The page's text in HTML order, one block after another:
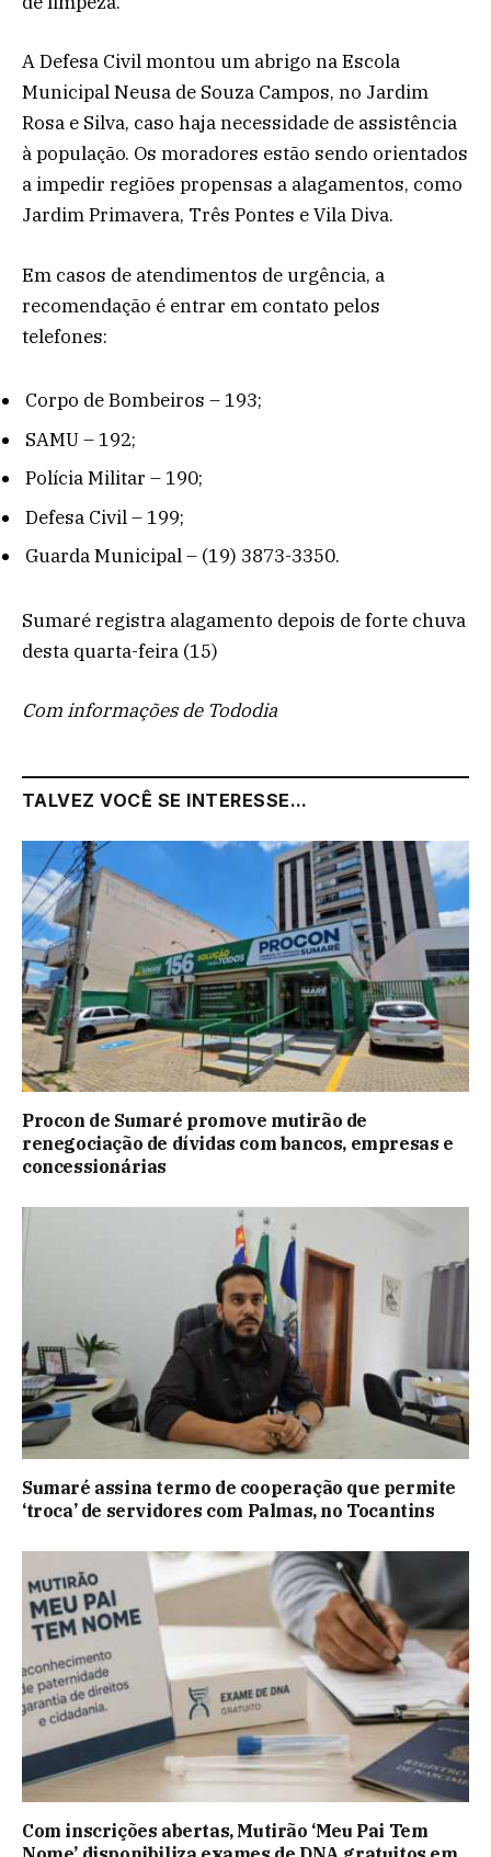
A Defesa Civil montou um abrigo na Escola
Municipal Neusa de Souza Campos, no Jardim
Rosa e Silva, caso haja necessidade de assistência
à população. Os moradores estão sendo orientados
a impedir regiões propensas a alagamentos, como
Jardim Primavera, Três Pontes e Vila Diva.
Em casos de atendimentos de urgência, a
recomendação é entrar em contato pelos
telefones:
Corpo de Bombeiros – 193;
SAMU – 192;
Polícia Militar – 190;
Defesa Civil – 199;
Guarda Municipal – (19) 3873-3350.
Sumaré registra alagamento depois de forte chuva
desta quarta-feira (15)
Com informações de Tododia
TALVEZ VOCÊ SE INTERESSE...
Procon de Sumaré promove mutirão de
renegociação de dívidas com bancos, empresas e
concessionárias
Sumaré assina termo de cooperação que permite
‘troca’ de servidores com Palmas, no Tocantins
Com inscrições abertas, Mutirão ‘Meu Pai Tem